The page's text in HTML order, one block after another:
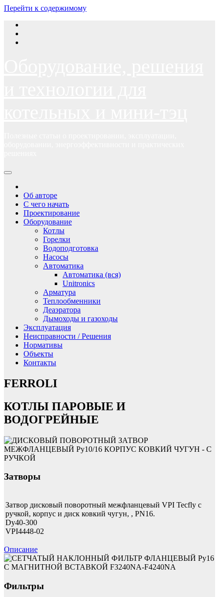
Перейти к содержимому
Об авторе
С чего начать
Проектирование
Оборудование
Котлы
Горелки
Водоподготовка
Насосы
Автоматика
Автоматика (вся)
Unitronics
Арматура
Теплообменники
Деаэратора
Дымоходы и газоходы
Эксплуатация
Неисправности / Решения
Нормативы
Объекты
Контакты
FERROLI
КОТЛЫ ПАРОВЫЕ И
ВОДОГРЕЙНЫЕ
Затворы
Затвор дисковый поворотный межфланцевый VPI Tecfly с
ручкой, корпус и диск ковкий чугун, , PN16.
Dy40-300
VPI4448-02
Описание
Фильтры